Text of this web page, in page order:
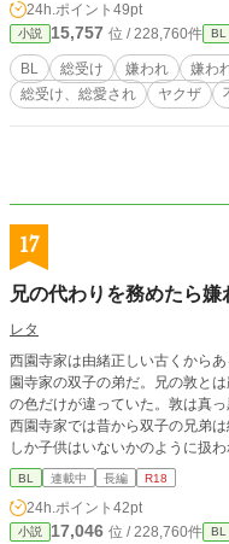
24h.ポイント 49pt
小説 15,757 位 / 228,760件 BL
BL 総受け 嫌われ 嫌わ
総受け、総愛され
ヤクザ
17
兄の代わりを務めたら嫌
レタ
西園寺家は由緒正しい古くから
園寺家の双子の弟だ。兄の敦と
の色だけが違っていた。敦は真
西園寺家では昔から双子の兄弟
しか子供はいないかのように扱
華学園というお金持ちのお坊ち
は公立中学校に通っていた。星
ある。敦はそのまま高等部に進
とになっていた。 中学3年生の2
BL 連載中 長編 R18
24h.ポイント 42pt
小説 17,046 位 / 228,760件 BL